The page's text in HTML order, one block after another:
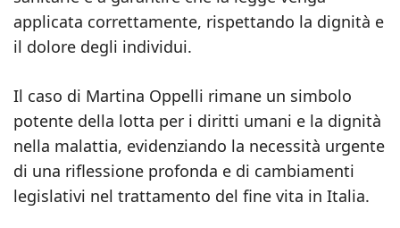
applicata correttamente, rispettando la dignità e
il dolore degli individui.
Il caso di Martina Oppelli rimane un simbolo
potente della lotta per i diritti umani e la dignità
nella malattia, evidenziando la necessità urgente
di una riflessione profonda e di cambiamenti
legislativi nel trattamento del fine vita in Italia.